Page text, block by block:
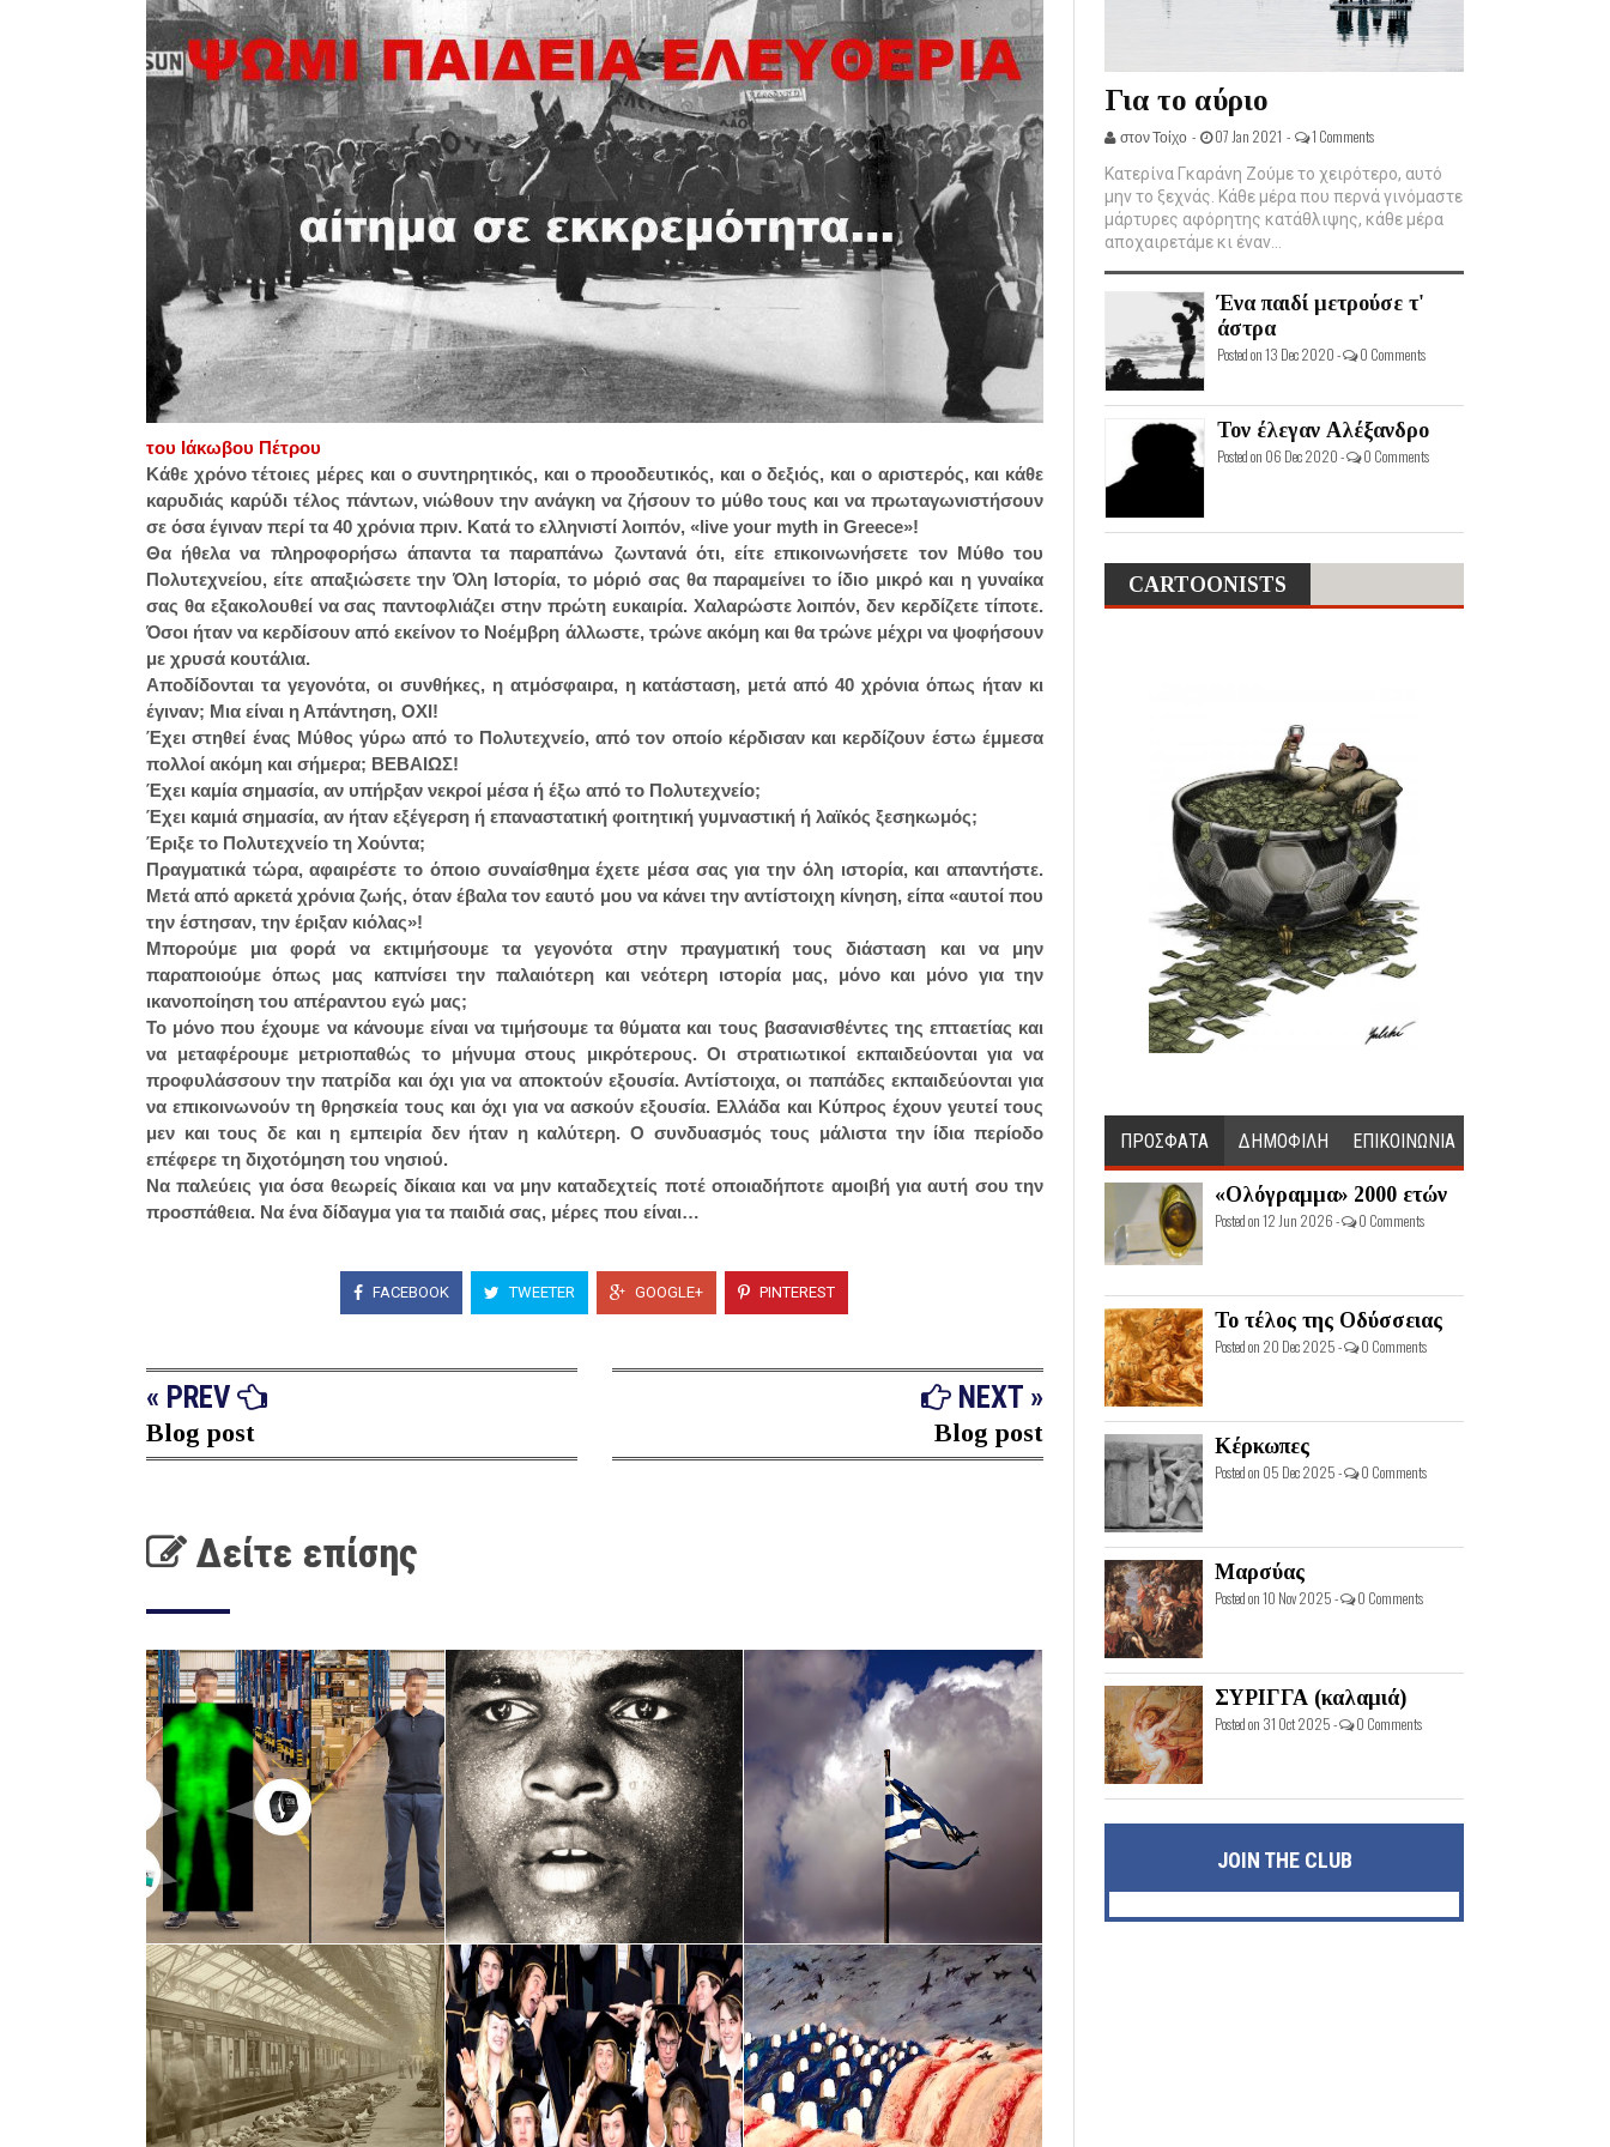
του Ιάκωβου Πέτρου
Κάθε χρόνο τέτοιες μέρες και ο συντηρητικός, και ο προοδευτικός, και ο δεξιός, και ο αριστερός, και κάθε
καρυδιάς καρύδι τέλος πάντων, νιώθουν την ανάγκη να ζήσουν το μύθο τους και να πρωταγωνιστήσουν
σε όσα έγιναν περί τα 40 χρόνια πριν. Κατά το ελληνιστί λοιπόν, «live your myth in Greece»!
Θα ήθελα να πληροφορήσω άπαντα τα παραπάνω ζωντανά ότι, είτε επικοινωνήσετε τον Μύθο του
Πολυτεχνείου, είτε απαξιώσετε την Όλη Ιστορία, το μόριό σας θα παραμείνει το ίδιο μικρό και η γυναίκα
σας θα εξακολουθεί να σας παντοφλιάζει στην πρώτη ευκαιρία. Χαλαρώστε λοιπόν, δεν κερδίζετε τίποτε.
Όσοι ήταν να κερδίσουν από εκείνον το Νοέμβρη άλλωστε, τρώνε ακόμη και θα τρώνε μέχρι να ψοφήσουν
με χρυσά κουτάλια.
Αποδίδονται τα γεγονότα, οι συνθήκες, η ατμόσφαιρα, η κατάσταση, μετά από 40 χρόνια όπως ήταν κι
έγιναν; Μια είναι η Απάντηση, ΟΧΙ!
Έχει στηθεί ένας Μύθος γύρω από το Πολυτεχνείο, από τον οποίο κέρδισαν και κερδίζουν έστω έμμεσα
πολλοί ακόμη και σήμερα; ΒΕΒΑΙΩΣ!
Έχει καμία σημασία, αν υπήρξαν νεκροί μέσα ή έξω από το Πολυτεχνείο;
Έχει καμιά σημασία, αν ήταν εξέγερση ή επαναστατική φοιτητική γυμναστική ή λαϊκός ξεσηκωμός;
Έριξε το Πολυτεχνείο τη Χούντα;
Πραγματικά τώρα, αφαιρέστε το όποιο συναίσθημα έχετε μέσα σας για την όλη ιστορία, και απαντήστε.
Μετά από αρκετά χρόνια ζωής, όταν έβαλα τον εαυτό μου να κάνει την αντίστοιχη κίνηση, είπα «αυτοί που
την έστησαν, την έριξαν κιόλας»!
Μπορούμε μια φορά να εκτιμήσουμε τα γεγονότα στην πραγματική τους διάσταση και να μην
παραποιούμε όπως μας καπνίσει την παλαιότερη και νεότερη ιστορία μας, μόνο και μόνο για την
ικανοποίηση του απέραντου εγώ μας;
Το μόνο που έχουμε να κάνουμε είναι να τιμήσουμε τα θύματα και τους βασανισθέντες της επταετίας και
να μεταφέρουμε μετριοπαθώς το μήνυμα στους μικρότερους. Οι στρατιωτικοί εκπαιδεύονται για να
προφυλάσσουν την πατρίδα και όχι για να αποκτούν εξουσία. Αντίστοιχα, οι παπάδες εκπαιδεύονται για
να επικοινωνούν τη θρησκεία τους και όχι για να ασκούν εξουσία. Ελλάδα και Κύπρος έχουν γευτεί τους
μεν και τους δε και η εμπειρία δεν ήταν η καλύτερη. Ο συνδυασμός τους μάλιστα την ίδια περίοδο
επέφερε τη διχοτόμηση του νησιού.
Να παλεύεις για όσα θεωρείς δίκαια και να μην καταδεχτείς ποτέ οποιαδήποτε αμοιβή για αυτή σου την
προσπάθεια. Να ένα δίδαγμα για τα παιδιά σας, μέρες που είναι…
FACEBOOK TWEETER GOOGLE+ PINTEREST
« PREV
Blog post
NEXT »
Blog post
Δείτε επίσης
Για το αύριο
στον Τοίχο - 07 Jan 2021 - 1 Comments
Κατερίνα Γκαράνη Ζούμε το χειρότερο, αυτό
μην το ξεχνάς. Κάθε μέρα που περνά γινόμαστε
μάρτυρες αφόρητης κατάθλιψης, κάθε μέρα
αποχαιρετάμε κι έναν...
Ένα παιδί μετρούσε τ'
άστρα
Posted on 13 Dec 2020 - 0 Comments
Τον έλεγαν Αλέξανδρο
Posted on 06 Dec 2020 - 0 Comments
CARTOONISTS
ΠΡΟΣΦΑΤΑ ΔΗΜΟΦΙΛΗ ΕΠΙΚΟΙΝΩΝΙΑ
«Ολόγραμμα» 2000 ετών
Posted on 12 Jun 2026 - 0 Comments
Το τέλος της Οδύσσειας
Posted on 20 Dec 2025 - 0 Comments
Κέρκωπες
Posted on 05 Dec 2025 - 0 Comments
Μαρσύας
Posted on 10 Nov 2025 - 0 Comments
ΣΥΡΙΓΓΑ (καλαμιά)
Posted on 31 Oct 2025 - 0 Comments
JOIN THE CLUB